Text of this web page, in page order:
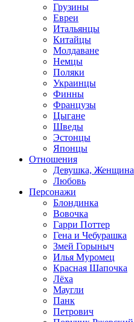
Грузины
Евреи
Итальянцы
Китайцы
Молдаване
Немцы
Поляки
Украинцы
Финны
Французы
Цыгане
Шведы
Эстонцы
Японцы
Отношения
Девушка, Женщина
Любовь
Персонажи
Блондинка
Вовочка
Гарри Поттер
Гена и Чебурашка
Змей Горыныч
Илья Муромец
Красная Шапочка
Лёха
Маугли
Панк
Петрович